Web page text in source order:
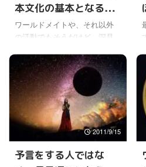
本文化の基本となる流
れを作った ！？
ワールドメイトや、それ以外
の活動でもそうだけど、深見
ころの一つに、専門的な知識
を、いつでも何度でも全く同
じ内容でお話することができ
るというのがある。 その道の
専門家ならば、それくらい当
たり前だろうと言われそうだ
けど、深見先生の場合、専門
は一つではないからね。多彩
な分野にわたって活動されて
2011/9/15
予言をする人ではな